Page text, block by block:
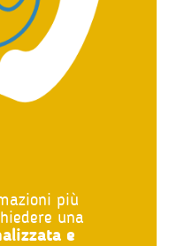
più
una
e